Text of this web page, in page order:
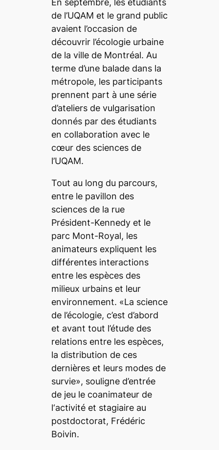
En septembre, les étudiants
de l’UQAM et le grand public
avaient l’occasion de
découvrir l’écologie urbaine
de la ville de Montréal. Au
terme d’une balade dans la
métropole, les participants
prennent part à une série
d’ateliers de vulgarisation
donnés par des étudiants
en collaboration avec le
cœur des sciences de
l’UQAM.
Tout au long du parcours,
entre le pavillon des
sciences de la rue
Président-Kennedy et le
parc Mont-Royal, les
animateurs expliquent les
différentes interactions
entre les espèces des
milieux urbains et leur
environnement. «La science
de l’écologie, c’est d’abord
et avant tout l’étude des
relations entre les espèces,
la distribution de ces
dernières et leurs modes de
survie», souligne d’entrée
de jeu le coanimateur de
l‘activité et stagiaire au
postdoctorat, Frédéric
Boivin.